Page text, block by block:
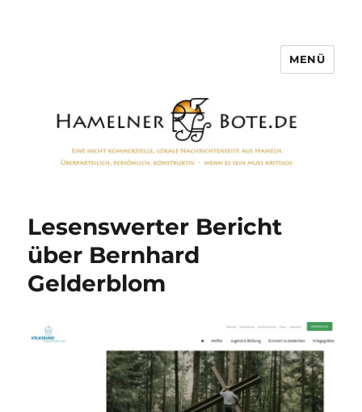
MENÜ
Lesenswerter Bericht
über Bernhard
Gelderblom